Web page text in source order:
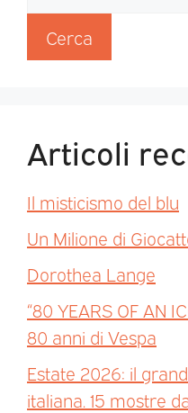
Cerca
Articoli
Il misticismo del blu
Un Milione di
Dorothea Lange
“80 YEARS OF AN
80 anni di Vespa
Estate 2026: il
italiana. 15 mostre